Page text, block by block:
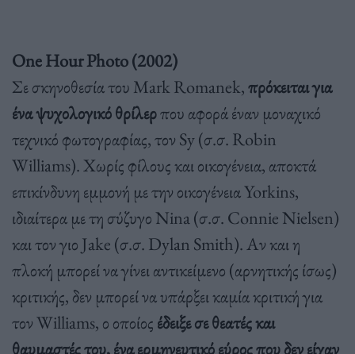
One Hour Photo (2002)
Σε σκηνοθεσία του Mark Romanek,πρόκειται για
ένα ψυχολογικό θρίλερπου αφορά έναν μοναχικό
τεχνικό φωτογραφίας, τον Sy (σ.σ. Robin
Williams). Χωρίς φίλους και οικογένεια, αποκτά
επικίνδυνη εμμονή με την οικογένεια Yorkins,
ιδιαίτερα με τη σύζυγο Nina (σ.σ. Connie Nielsen)
και τον γιο Jake (σ.σ. Dylan Smith). Αν και η
πλοκή μπορεί να γίνει αντικείμενο (αρνητικής ίσως)
κριτικής, δεν μπορεί να υπάρξει καμία κριτική για
τον Williams, ο οποίος έδειξε σε θεατές και
θαυμαστές του, ένα ερμηνευτικό εύρος που δεν είχαν